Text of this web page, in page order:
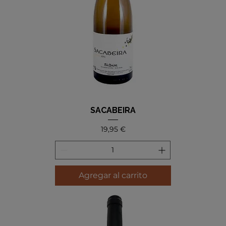
SACABEIRA
Precio
19,95 €
Agregar al carrito